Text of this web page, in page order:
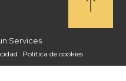
Services
Política de cookies